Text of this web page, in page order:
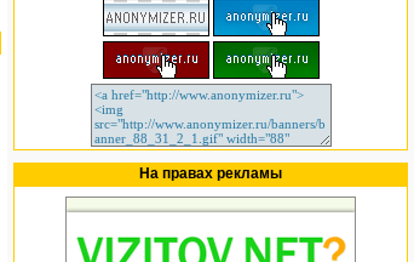
На правах рекламы